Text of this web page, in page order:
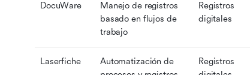
DocuWare
Manejo de registros
basado en flujos de
trabajo
Registros
digitales
Laserfiche
Automatización de
Registros